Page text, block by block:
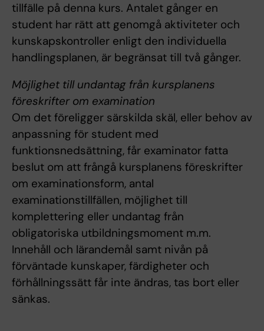
tillfälle på denna kurs. Antalet gånger en
student har rätt att genomgå aktiviteter och
kunskapskontroller enligt den individuella
handlingsplanen, är begränsat till två gånger.
Möjlighet till undantag från kursplanens
föreskrifter om examination
Om det föreligger särskilda skäl, eller behov av
anpassning för student med
funktionsnedsättning, får examinator fatta
beslut om att frångå kursplanens föreskrifter
om examinationsform, antal
examinationstillfällen, möjlighet till
komplettering eller undantag från
obligatoriska utbildningsmoment m.m.
Innehåll och lärandemål samt nivån på
förväntade kunskaper, färdigheter och
förhållningssätt får inte ändras, tas bort eller
sänkas.